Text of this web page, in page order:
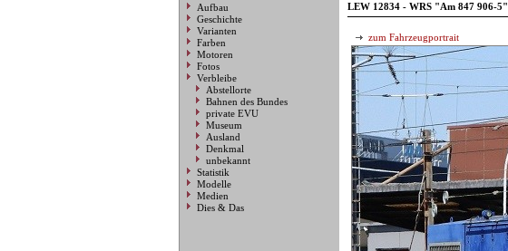
Aufbau
Geschichte
Varianten
Farben
Motoren
Fotos
Verbleibe
Abstellorte
Bahnen des Bundes
private EVU
Museum
Ausland
Denkmal
unbekannt
Statistik
Modelle
Medien
Dies & Das
LEW 12834 - WRS "Am 847 906-5"
zum Fahrzeugportrait